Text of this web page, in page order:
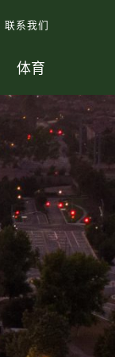
联系我们
体育